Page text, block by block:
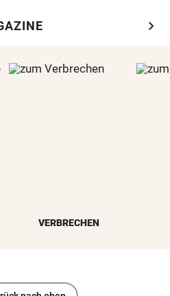
chevron_right
VERBRECHEN